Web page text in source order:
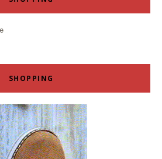
SHOPPING